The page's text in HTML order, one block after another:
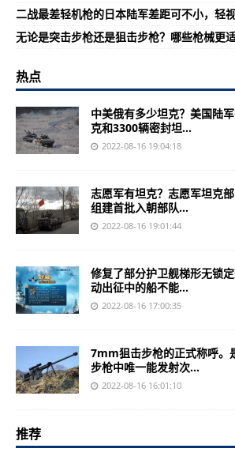
二战最差轻机枪的日本陆军差距可不小，轻
无论是突击步枪还是狙击步枪？哪些枪械更
热点
中美俄有多少坦克？美国陆
克和3300辆密封坦...
2022-08-16 19:04:18
志愿军有坦克？志愿军坦克
组建首批入朝部队...
2022-08-16 19:01:44
修复了部分护卫舰梯形无锁
动出征中的船不能...
2022-08-16 17:00:35
7mm狙击步枪的正式称呼。
步枪中唯一能发射次...
2022-08-16 16:01:10
推荐